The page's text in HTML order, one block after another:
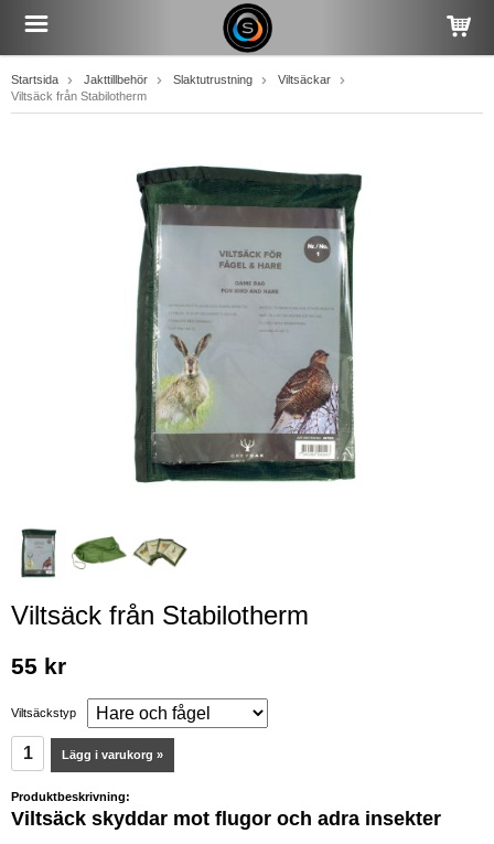
Startsida Jakttillbehör Slaktutrustning
Viltsäckar
Viltsäck från Stabilotherm
Viltsäck från Stabilotherm
55 kr
Viltsäckstyp
Lägg i varukorg »
Produktbeskrivning:
Viltsäck skyddar mot flugor och adra insekter